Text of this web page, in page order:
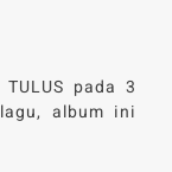
pada 3
album ini